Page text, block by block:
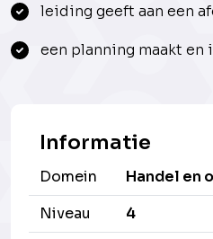
leiding geeft aan een
een planning maakt en
Informatie
Domein
Handel en
Niveau
4